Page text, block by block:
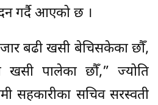
गर्दै आएको छ ।
बढी खसी बेचिसकेका छौँ,
खसी पालेका छौँ,” ज्योति
सहकारीका सचिव सरस्वती